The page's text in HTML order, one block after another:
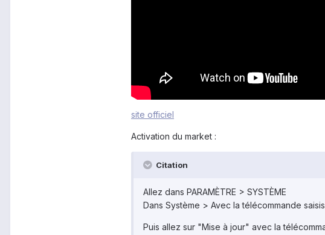
site officiel
Activation du market :
Citation
Allez dans PARAMÈTRE > SYSTÈME
Dans Système > Avec la télécommande
Puis allez sur "Mise à jour" avec la